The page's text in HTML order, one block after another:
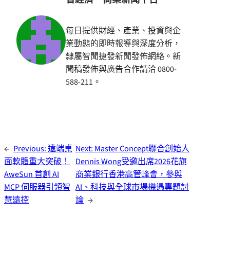
每日提供財經、產業、投資與企
業動態的即時報導與深度分析，
隸屬智聞捷發新聞發佈網絡。新
聞稿發佈與廣告合作請洽 0800-
588-211。
← Previous:遠端桌
面軟體重大突破！
AweSun 首創 AI
MCP 伺服器引領智
慧遠控
Next: Master Concept聯合創始人
Dennis Wong受邀出席2026花旗
商業銀行香港高管峰會，參與
AI、科技與全球市場機遇專題討
論 →